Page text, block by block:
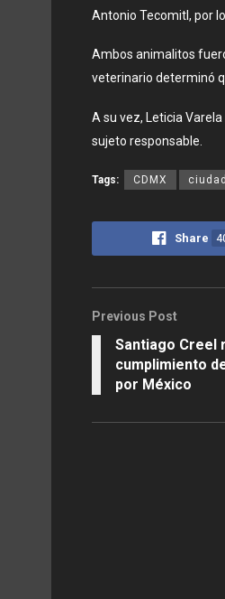
Antonio Tecomitl, por
Ambos animalitos
veterinario determinó
A su vez, Leticia
sujeto responsable.
Tags: CDMX
Share
Previous Post
Santiago Creel
cumplimiento
por México